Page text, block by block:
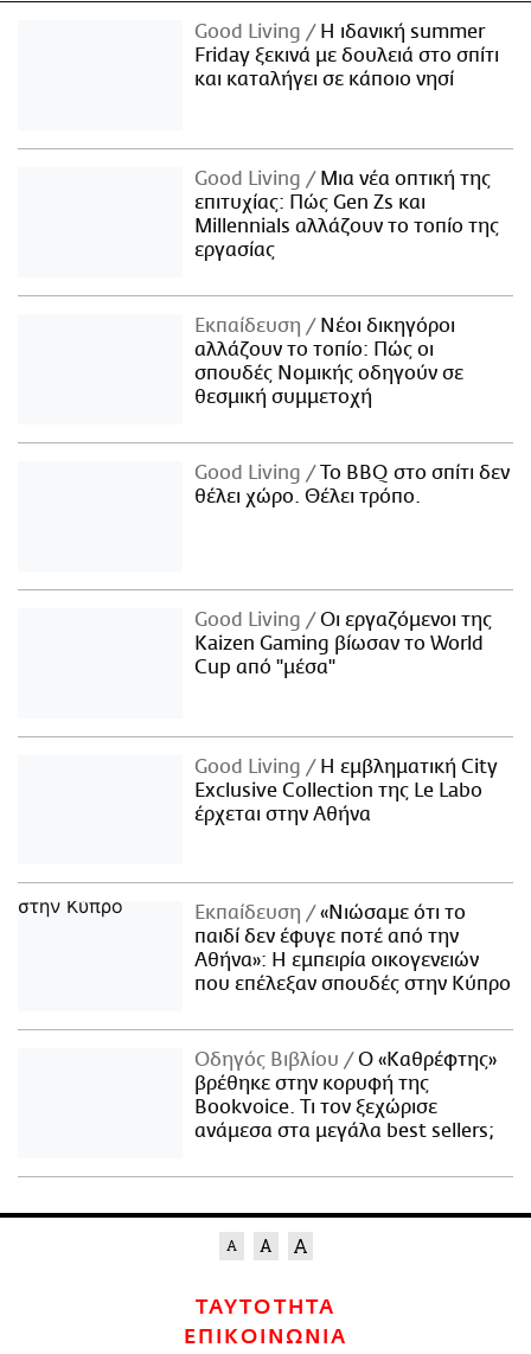
Good Living
Η ιδανική summer
Friday ξεκινά με δουλειά στο σπίτι
και καταλήγει σε κάποιο νησί
Good Living
Μια νέα οπτική της
επιτυχίας: Πώς Gen Zs και
Millennials αλλάζουν το τοπίο της
εργασίας
Εκπαίδευση
Νέοι δικηγόροι
αλλάζουν το τοπίο: Πώς οι
σπουδές Νομικής οδηγούν σε
θεσμική συμμετοχή
Good Living
Το BBQ στο σπίτι δεν
θέλει χώρο. Θέλει τρόπο.
Good Living
Οι εργαζόμενοι της
Kaizen Gaming βίωσαν το World
Cup από "μέσα"
Good Living
Η εμβληματική City
Exclusive Collection της Le Labo
έρχεται στην Αθήνα
Εκπαίδευση
«Νιώσαμε ότι το
παιδί δεν έφυγε ποτέ από την
Αθήνα»: Η εμπειρία οικογενειών
που επέλεξαν σπουδές στην Κύπρο
Οδηγός Βιβλίου
Ο «Καθρέφτης»
βρέθηκε στην κορυφή της
Bookvoice. Τι τον ξεχώρισε
ανάμεσα στα μεγάλα best sellers;
ΤΑΥΤΟΤΗΤΑ
ΕΠΙΚΟΙΝΩΝΙΑ